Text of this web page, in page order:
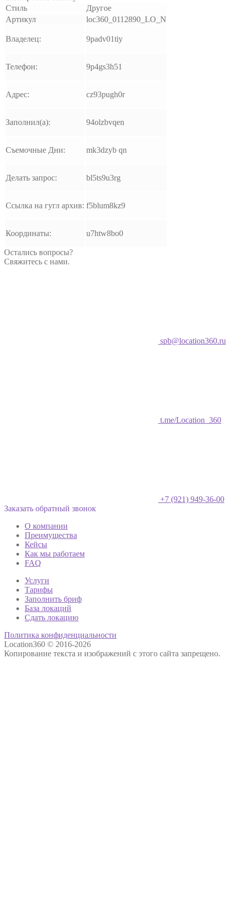
Стиль
Другое
Артикул
loc360_0112890_LO_N
Владелец: 9padv01tiy
Телефон: 9p4gs3h51
Адрес: cz93pugh0r
Заполнил(а): 94olzbvqen
Съемочные Дни: mk3dzyb qn
Делать запрос: bl5ts9u3rg
Ссылка на гугл архив: f5blum8kz9
Координаты: u7htw8bo0
Остались вопросы?
Свяжитесь с нами.
spb@location360.ru
t.me/Location_360
+7 (921) 949-36-00
Заказать обратный звонок
О компании
Преимущества
Кейсы
Как мы работаем
FAQ
Услуги
Тарифы
Заполнить бриф
База локаций
Сдать локацию
Политика конфиденциальности
Location360 © 2016-2026
Копирование текста и изображений с этого сайта запрещено.